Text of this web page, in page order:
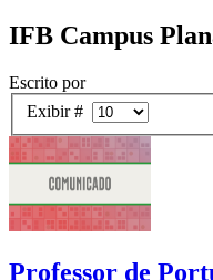
IFB Campus
Escrito por
Exibir #
Professor de